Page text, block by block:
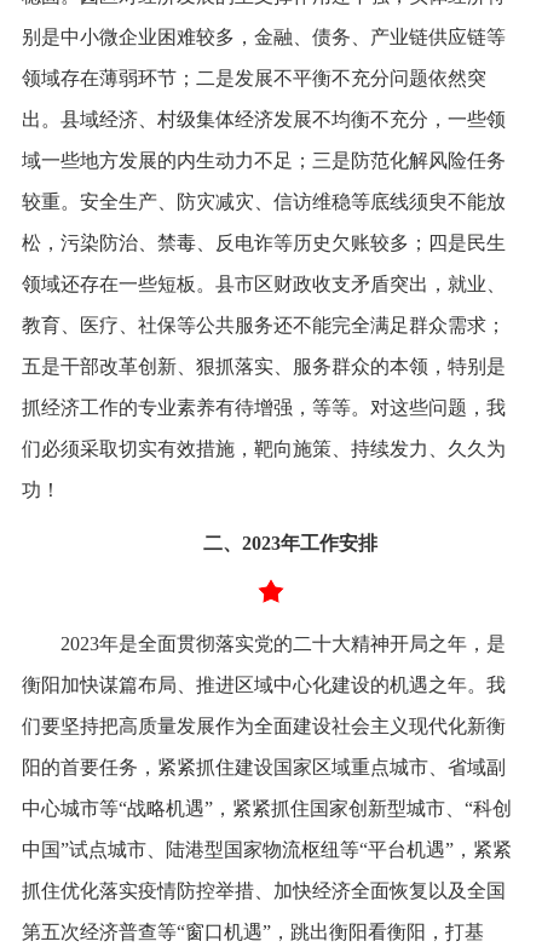
别是中小微企业困难较多，金融、债务、产业链供应链等
领域存在薄弱环节；二是发展不平衡不充分问题依然突
出。县域经济、村级集体经济发展不均衡不充分，一些领
域一些地方发展的内生动力不足；三是防范化解风险任务
较重。安全生产、防灾减灾、信访维稳等底线须臾不能放
松，污染防治、禁毒、反电诈等历史欠账较多；四是民生
领域还存在一些短板。县市区财政收支矛盾突出，就业、
教育、医疗、社保等公共服务还不能完全满足群众需求；
五是干部改革创新、狠抓落实、服务群众的本领，特别是
抓经济工作的专业素养有待增强，等等。对这些问题，我
们必须采取切实有效措施，靶向施策、持续发力、久久为
功！
二、2023年工作安排
2023年是全面贯彻落实党的二十大精神开局之年，是
衡阳加快谋篇布局、推进区域中心化建设的机遇之年。我
们要坚持把高质量发展作为全面建设社会主义现代化新衡
阳的首要任务，紧紧抓住建设国家区域重点城市、省域副
中心城市等“战略机遇”，紧紧抓住国家创新型城市、“科创
中国”试点城市、陆港型国家物流枢纽等“平台机遇”，紧紧
抓住优化落实疫情防控举措、加快经济全面恢复以及全国
第五次经济普查等“窗口机遇”，跳出衡阳看衡阳，打基